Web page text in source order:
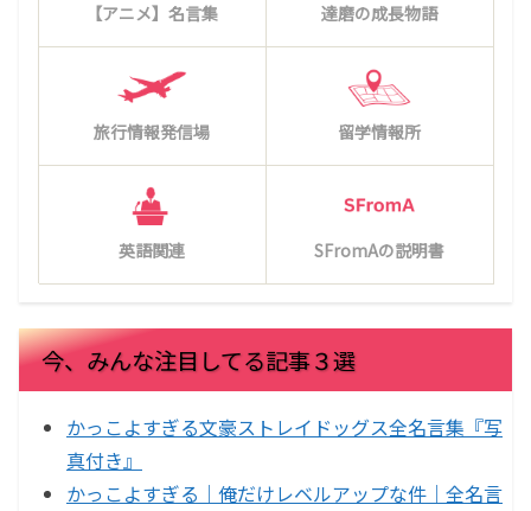
【アニメ】名言集 達磨の成長物語
旅行情報発信場 留学情報所
英語関連 SFromAの説明書
今、みんな注目してる記事３選
かっこよすぎる文豪ストレイドッグス全名言集『写
真付き』
かっこよすぎる｜俺だけレベルアップな件｜全名言